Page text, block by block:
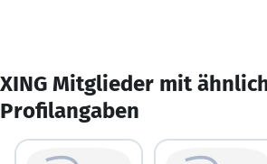
XING Mitglieder mit
Profilangaben